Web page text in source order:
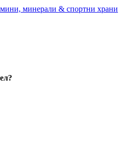
минерали & спортни храни